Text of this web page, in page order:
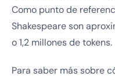
Como punto de
Shakespeare son
o 1,2 millones de tokens.
Para saber más sobre